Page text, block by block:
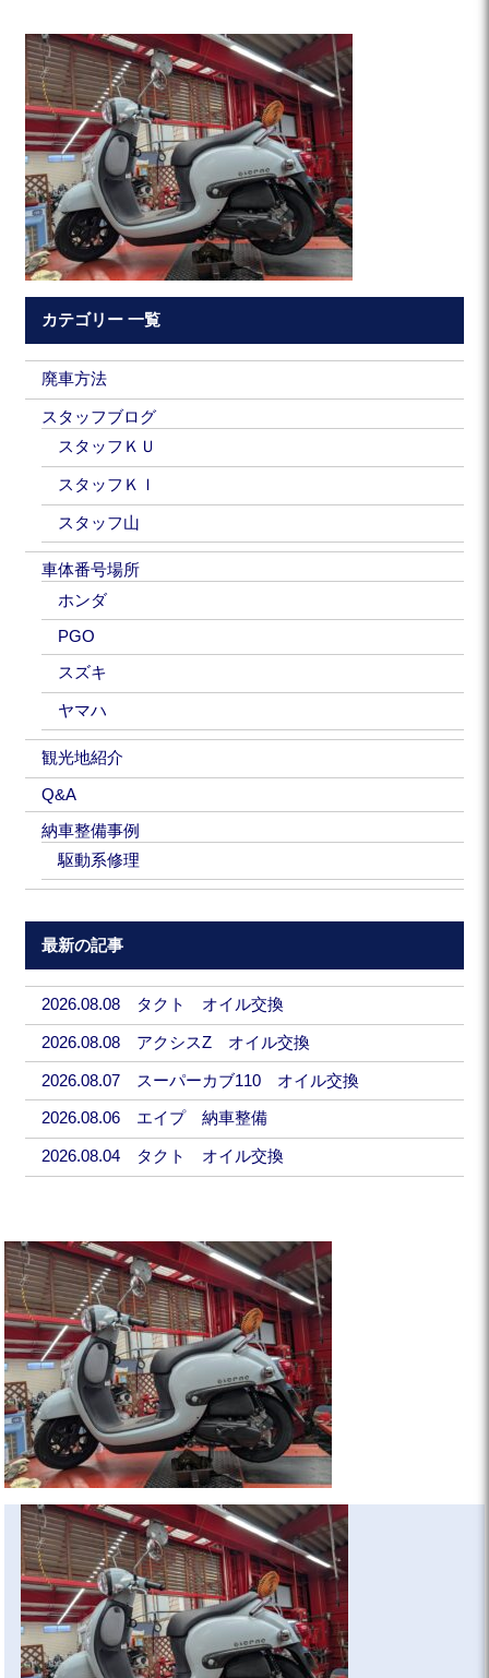
カテゴリー 一覧
廃車方法
スタッフブログ
スタッフＫＵ
スタッフＫＩ
スタッフ山
車体番号場所
ホンダ
PGO
スズキ
ヤマハ
観光地紹介
Q&A
納車整備事例
駆動系修理
最新の記事
2026.08.08 タクト オイル交換
2026.08.08 アクシスZ オイル交換
2026.08.07 スーパーカブ110 オイル交換
2026.08.06 エイプ 納車整備
2026.08.04 タクト オイル交換